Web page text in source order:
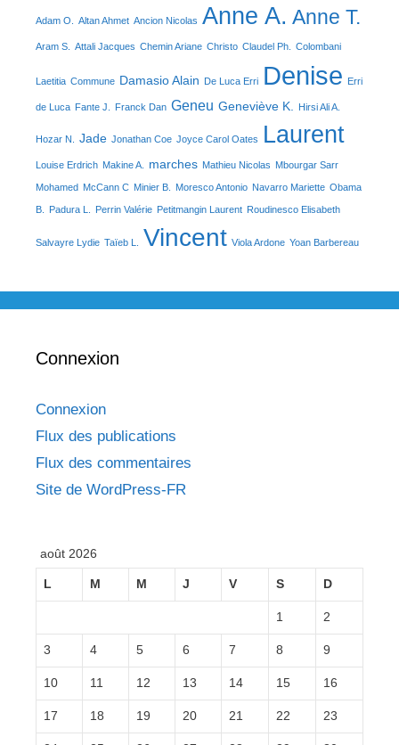
Adam O. Altan Ahmet Ancion Nicolas Anne A. Anne T.
Aram S. Attali Jacques Chemin Ariane Christo Claudel Ph. Colombani
Laetitia Commune Damasio Alain De Luca Erri Denise Erri
de Luca Fante J. Franck Dan Geneu Geneviève K. Hirsi Ali A.
Hozar N. Jade Jonathan Coe Joyce Carol Oates Laurent
Louise Erdrich Makine A. marches Mathieu Nicolas Mbourgar Sarr
Mohamed McCann C Minier B. Moresco Antonio Navarro Mariette Obama
B. Padura L. Perrin Valérie Petitmangin Laurent Roudinesco Elisabeth
Salvayre Lydie Taïeb L. Vincent Viola Ardone Yoan Barbereau
Connexion
Connexion
Flux des publications
Flux des commentaires
Site de WordPress-FR
août 2026
L M M J V S D
1 2
3 4 5 6 7 8 9
10 11 12 13 14 15 16
17 18 19 20 21 22 23